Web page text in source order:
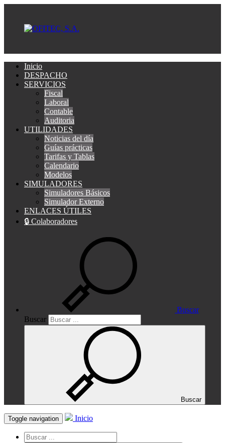
Inicio
DESPACHO
SERVICIOS
Fiscal
Laboral
Contable
Auditoria
UTILIDADES
Noticias del día
Guías prácticas
Tarifas y Tablas
Calendario
Modelos
SIMULADORES
Simuladores Básicos
Simulador Externo
ENLACES ÚTILES
🔒 Colaboradores
Buscar
Buscar
Buscar
Toggle navigation Inicio